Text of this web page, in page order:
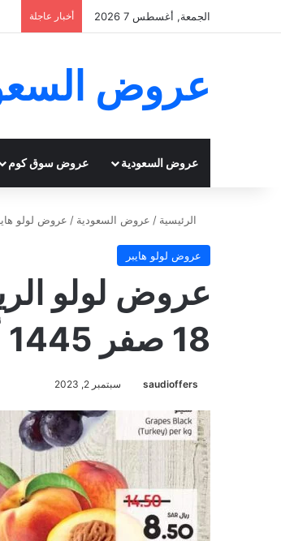
الجمعة, أغسطس 7 2026 أخبار عاجلة
عروض
عروض السعودية عروض سوق كوم
الرئيسية / عروض السعودية / عروض لولو
عروض لولو هايبر
18 صفر 1445 أيام التسوق الطازج
saudioffers سبتمبر 2, 2023